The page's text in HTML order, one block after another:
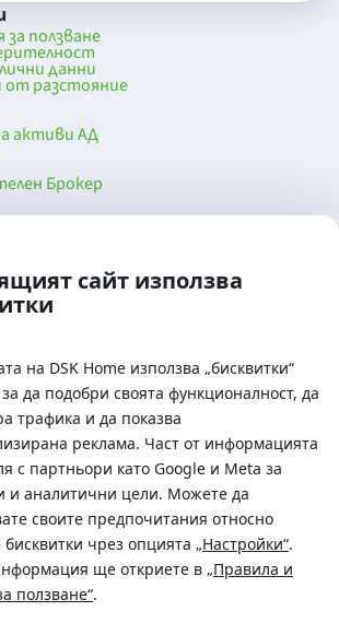
сайт използва
на DSK Home използва „бисквитки“
да подобри своята функционалност, да
трафика и да показва
реклама. Част от информацията
с партньори като Google и Meta за
и аналитични цели. Можете да
своите предпочитания относно
бисквитки чрез опцията „Настройки“.
ще откриете в „Правила и
ползване“.
за ползване
данни
от разстояние
активи АД
Брокер
от Банка ДСК
на страницата
Г. Бенковски No. 5, София 1036